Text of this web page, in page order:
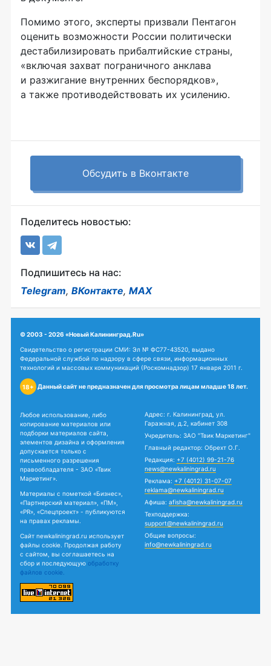
Помимо этого, эксперты призвали Пентагон
оценить возможности России политически
дестабилизировать прибалтийские страны,
«включая захват пограничного анклава
и разжигание внутренних беспорядков»,
а также противодействовать их усилению.
Обсудить в Вконтакте
Поделитесь новостью:
Подпишитесь на нас:
Telegram, ВКонтакте, MAX
© 2003 - 2026 «Новый Калининград.Ru»
Свидетельство о регистрации СМИ: Эл № ФС77-43520, выдано
Федеральной службой по надзору в сфере связи, информационных
технологий и массовых коммуникаций (Роскомнадзор) 17 января 2011 г.
18+ Данный сайт не предназначен для просмотра лицам младше 18 лет.
Любое использование, либо
копирование материалов или
подборки материалов сайта,
элементов дизайна и оформления
допускается только с
письменного разрешения
правообладателя - ЗАО «Твик
Маркетинг».
Материалы с пометкой «Бизнес»,
«Партнерский материал», «ПМ»,
«PR», «Спецпроект» - публикуются
на правах рекламы.
Сайт newkaliningrad.ru использует
файлы cookie. Продолжая работу
с сайтом, вы соглашаетесь на
сбор и последующую обработку
файлов cookie.
Адрес: г. Калининград, ул.
Гаражная, д.2, кабинет 308
Учредитель: ЗАО "Твик Маркетинг"
Главный редактор: Обрехт О.Г.
Редакция: +7 (4012) 99-21-76
news@newkaliningrad.ru
Реклама: +7 (4012) 31-07-07
reklama@newkaliningrad.ru
Афиша: afisha@newkaliningrad.ru
Техподдержка:
support@newkaliningrad.ru
Общие вопросы:
info@newkaliningrad.ru